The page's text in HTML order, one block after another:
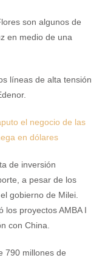
son algunos de
en medio de una
líneas de alta tensión
el negocio de las
en dólares
de inversión
a pesar de los
gobierno de Milei.
los proyectos AMBA I
con China.
790 millones de